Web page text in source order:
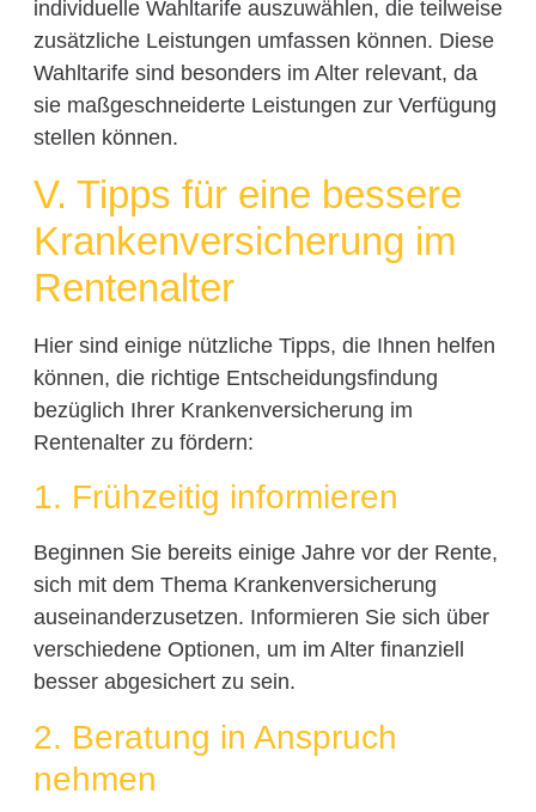
individuelle Wahltarife auszuwählen, die teilweise
zusätzliche Leistungen umfassen können. Diese
Wahltarife sind besonders im Alter relevant, da
sie maßgeschneiderte Leistungen zur Verfügung
stellen können.
V. Tipps für eine bessere
Krankenversicherung im
Rentenalter
Hier sind einige nützliche Tipps, die Ihnen helfen
können, die richtige Entscheidungsfindung
bezüglich Ihrer Krankenversicherung im
Rentenalter zu fördern:
1. Frühzeitig informieren
Beginnen Sie bereits einige Jahre vor der Rente,
sich mit dem Thema Krankenversicherung
auseinanderzusetzen. Informieren Sie sich über
verschiedene Optionen, um im Alter finanziell
besser abgesichert zu sein.
2. Beratung in Anspruch
nehmen